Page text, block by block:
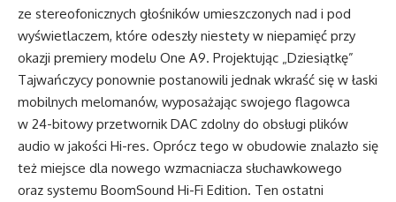
ze stereofonicznych głośników umieszczonych nad i pod
wyświetlaczem, które odeszły niestety w niepamięć przy
okazji premiery modelu One A9. Projektując „Dziesiątkę”
Tajwańczycy ponownie postanowili jednak wkraść się w łaski
mobilnych melomanów, wyposażając swojego flagowca
w 24-bitowy przetwornik DAC zdolny do obsługi plików
audio w jakości Hi-res. Oprócz tego w obudowie znalazło się
też miejsce dla nowego wzmacniacza słuchawkowego
oraz systemu BoomSound Hi-Fi Edition. Ten ostatni